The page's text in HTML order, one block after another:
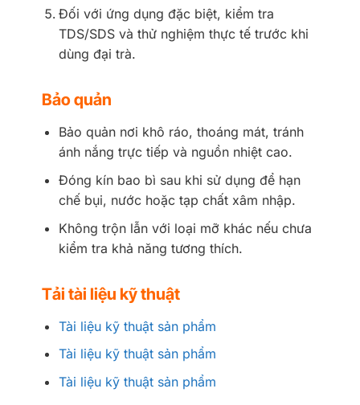
Đối với ứng dụng đặc biệt, kiểm tra
TDS/SDS và thử nghiệm thực tế trước khi
dùng đại trà.
Bảo quản
Bảo quản nơi khô ráo, thoáng mát, tránh
ánh nắng trực tiếp và nguồn nhiệt cao.
Đóng kín bao bì sau khi sử dụng để hạn
chế bụi, nước hoặc tạp chất xâm nhập.
Không trộn lẫn với loại mỡ khác nếu chưa
kiểm tra khả năng tương thích.
Tải tài liệu kỹ thuật
Tài liệu kỹ thuật sản phẩm
Tài liệu kỹ thuật sản phẩm
Tài liệu kỹ thuật sản phẩm